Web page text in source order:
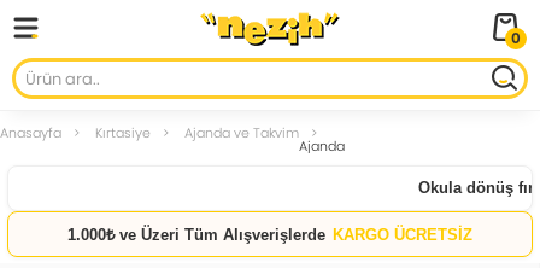
0
Anasayfa Kırtasiye Ajanda ve Takvim
Ajanda
Okula dönüş
1.000₺ ve Üzeri Tüm Alışverişlerde KARGO ÜCRETSİZ